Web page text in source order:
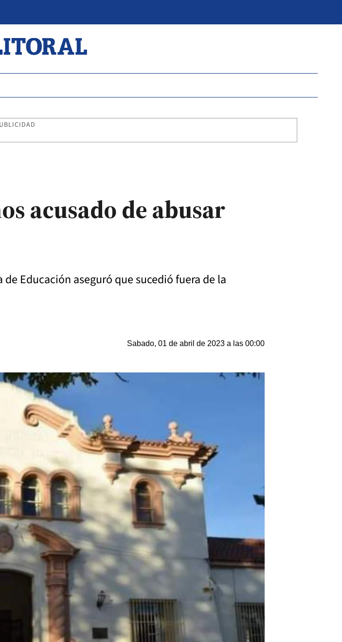
acusado de abusar
Educación aseguró que sucedió fuera de la
Sabado, 01 de abril de 2023 a las 00:00